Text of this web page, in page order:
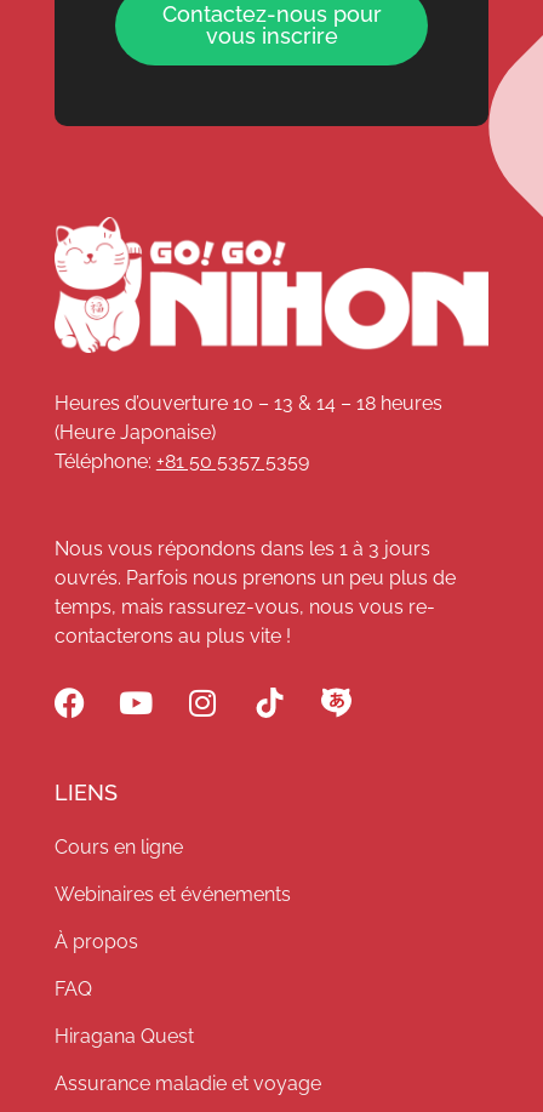
Contactez-nous pour
vous inscrire
Heures d’ouverture 10 – 13 & 14 – 18 heures
(Heure Japonaise)
Téléphone: +81 50 5357 5359
Nous vous répondons dans les 1 à 3 jours
ouvrés. Parfois nous prenons un peu plus de
temps, mais rassurez-vous, nous vous re-
contacterons au plus vite !
LIENS
Cours en ligne
Webinaires et événements
À propos
FAQ
Hiragana Quest
Assurance maladie et voyage